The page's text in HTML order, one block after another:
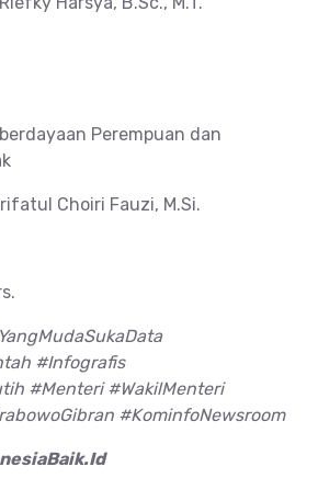
Perempuan dan
Choiri Fauzi, M.Si.
#Infografis
#Menteri #WakilMenteri
#KominfoNewsroom